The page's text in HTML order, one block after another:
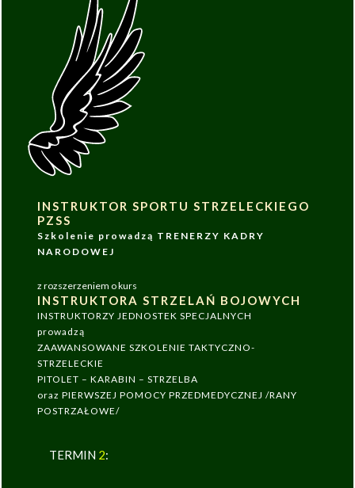
INSTRUKTOR SPORTU STRZELECKIEGO
PZSS
Szkolenie prowadzą TRENERZY KADRY
NARODOWEJ
z rozszerzeniem o kurs
INSTRUKTORA STRZELAŃ BOJOWYCH
INSTRUKTORZY JEDNOSTEK SPECJALNYCH
prowadzą
ZAAWANSOWANE SZKOLENIE TAKTYCZNO-
STRZELECKIE
PITOLET – KARABIN – STRZELBA
oraz PIERWSZEJ POMOCY PRZEDMEDYCZNEJ /RANY
POSTRZAŁOWE/
TERMIN 2: